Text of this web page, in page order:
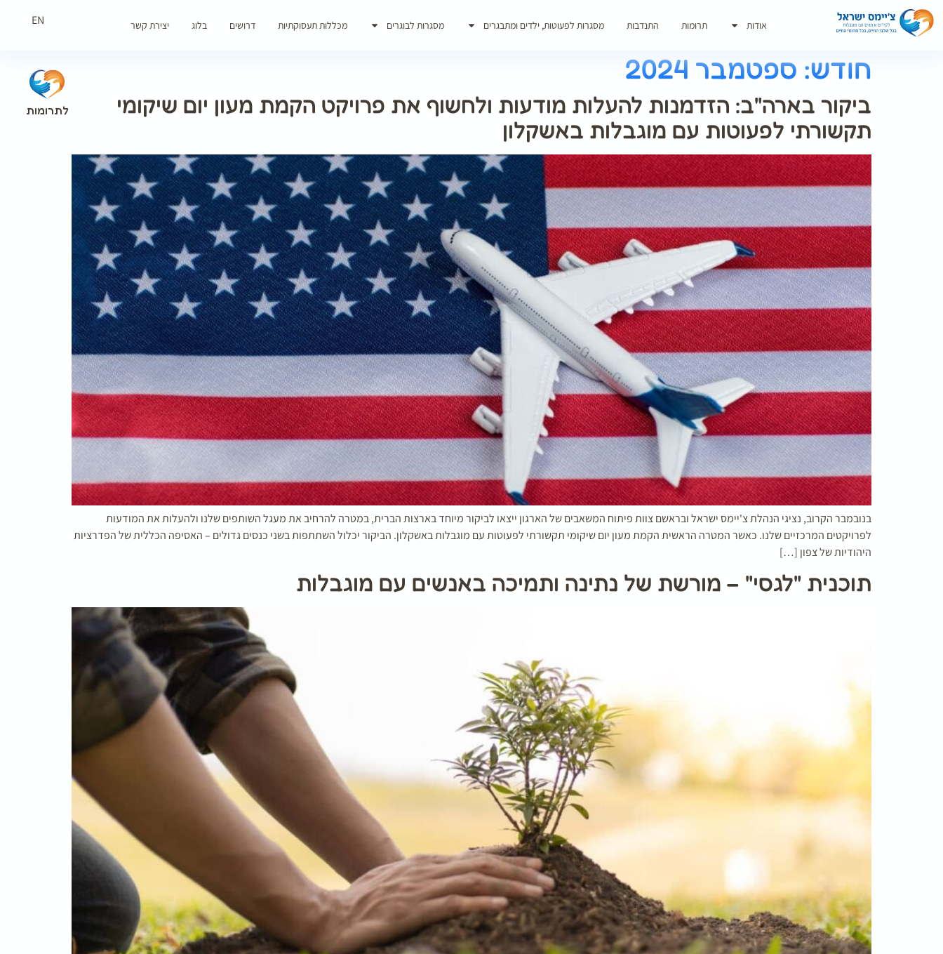
אודות תרומות התנדבות מסגרות לפעוטות, ילדים ומתבגרים מסגרות לבוגרים מכללות תעסוקתיות דרושים בלוג יצירת קשר EN
לתרומות
חודש: ספטמבר 2024
ביקור בארה"ב: הזדמנות להעלות מודעות ולחשוף את פרויקט הקמת מעון יום שיקומי
תקשורתי לפעוטות עם מוגבלות באשקלון
בנובמבר הקרוב, נציגי הנהלת צ'יימס ישראל ובראשם צוות פיתוח המשאבים של הארגון ייצאו לביקור מיוחד בארצות הברית, במטרה להרחיב את מעגל השותפים שלנו ולהעלות את המודעות
לפרויקטים המרכזיים שלנו. כאשר המטרה הראשית הקמת מעון יום שיקומי תקשורתי לפעוטות עם מוגבלות באשקלון. הביקור יכלול השתתפות בשני כנסים גדולים – האסיפה הכללית של הפדרציות
היהודיות של צפון […]
תוכנית "לגסי" – מורשת של נתינה ותמיכה באנשים עם מוגבלות